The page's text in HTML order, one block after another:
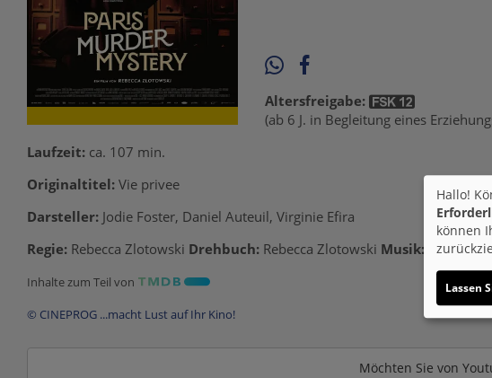
Altersfreigabe:
(ab 6 J. in Begleitung eines
Laufzeit: ca. 107 min.
Originaltitel: Vie privee
Darsteller: Jodie Foster, Daniel Auteuil, Virginie Efira
Regie: Rebecca Zlotowski Drehbuch: Rebecca Zlotowski Musik: Robin
Inhalte zum Teil von
© CINEPROG ...macht Lust auf Ihr Kino!
Möchten Sie von
Hallo!
können
Lassen